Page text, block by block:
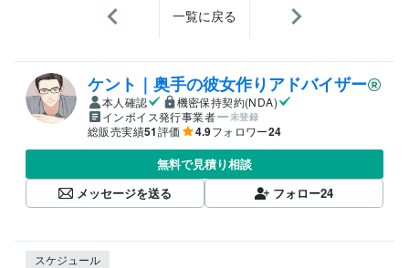
一覧に戻る
ケント｜奥手の彼女作りアドバイザー
本人確認
機密保持契約(NDA)
インボイス発行事業者
未登録
総販売実績51評価 4.9フォロワー24
無料で見積り相談
メッセージを送る
フォロー24
スケジュール